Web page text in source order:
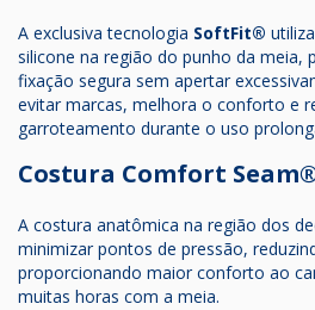
A exclusiva tecnologia SoftFit®
silicone na região do punho da meia,
fixação segura sem apertar
evitar marcas, melhora o conforto e
garroteamento durante o uso
Costura Comfort
A costura anatômica na região dos
minimizar pontos de pressão,
proporcionando maior conforto ao
muitas horas com a meia.